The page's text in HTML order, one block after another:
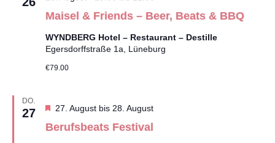
Maisel & Friends – Beer, Beats & BBQ
WYNDBERG Hotel – Restaurant – Destille
Egersdorffstraße 1a, Lüneburg
€79.00
DO.
27
Berufsbeats Festival
Hervorgehoben
27. Augustbis 28. August